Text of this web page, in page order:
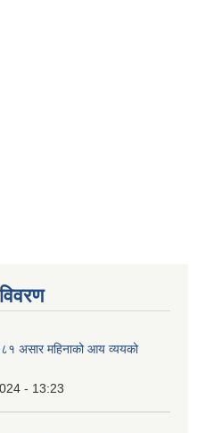
असार महिनाको आय व्ययको
- 13:23